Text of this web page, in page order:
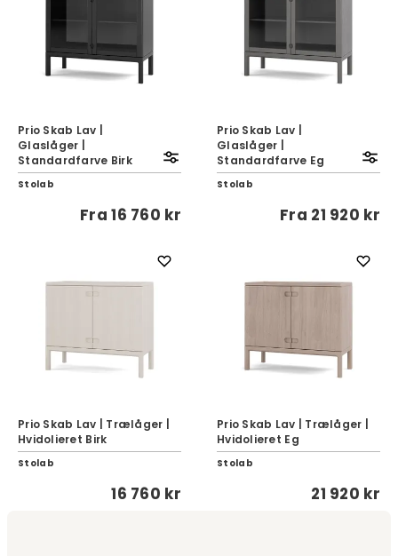
Prio Skab Lav |
Glaslåger |
Standardfarve Birk
Stolab
Fra16 760 kr
Prio Skab Lav |
Glaslåger |
Standardfarve Eg
Stolab
Fra 21 920 kr
Prio Skab Lav | Trælåger |
Hvidolieret Birk
Stolab
16 760 kr
Prio Skab Lav | Trælåger |
Hvidolieret Eg
Stolab
21 920 kr